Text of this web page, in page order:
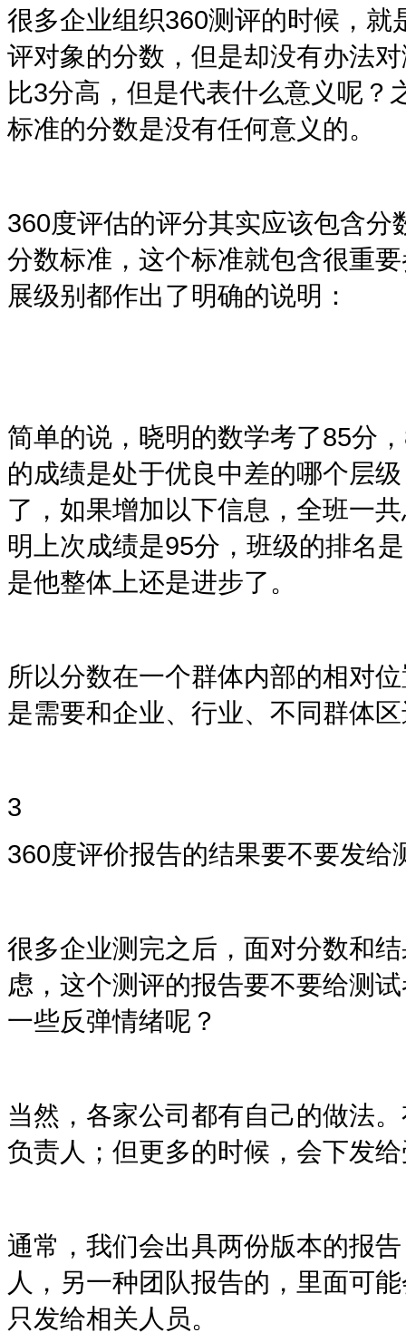
很多企业组织360测评的时候，就
评对象的分数，但是却没有办法
比3分高，但是代表什么意义呢？
标准的分数是没有任何意义的。
360度评估的评分其实应该包含分
分数标准，这个标准就包含很重
展级别都作出了明确的说明：
简单的说，晓明的数学考了85分，
的成绩是处于优良中差的哪个层
了，如果增加以下信息，全班一
明上次成绩是95分，班级的排名是
是他整体上还是进步了。
所以分数在一个群体内部的相对
是需要和企业、行业、不同群体
3
360度评价报告的结果要不要发给
很多企业测完之后，面对分数和
虑，这个测评的报告要不要给测
一些反弹情绪呢？
当然，各家公司都有自己的做法
负责人；但更多的时候，会下发
通常，我们会出具两份版本的报
人，另一种团队报告的，里面可
只发给相关人员。